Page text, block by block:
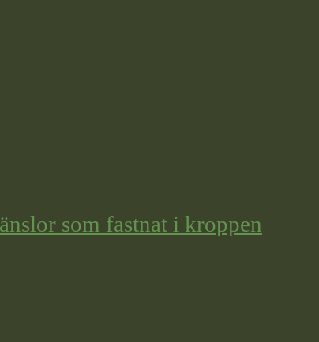
som fastnat i kroppen